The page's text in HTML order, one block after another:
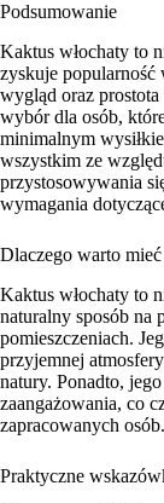
Podsumowanie
Kaktus włochaty to
zyskuje
wygląd oraz
wybór dla osób,
minimalnym
wszystkim ze
przystosowywania
wymagania
Dlaczego warto
Kaktus włochaty to
naturalny sposób na
pomieszczeniach.
przyjemnej
natury. Ponadto,
zaangażowania, co
zapracowanych osób.
Praktyczne